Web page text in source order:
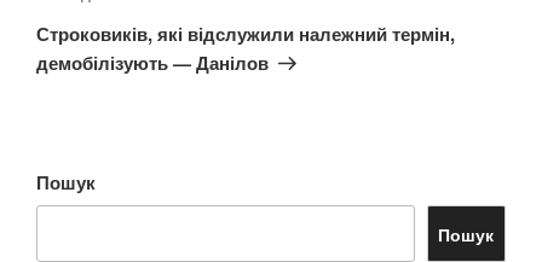
запис
Строковиків, які відслужили належний термін,
демобілізують — Данілов
Пошук
Пошук